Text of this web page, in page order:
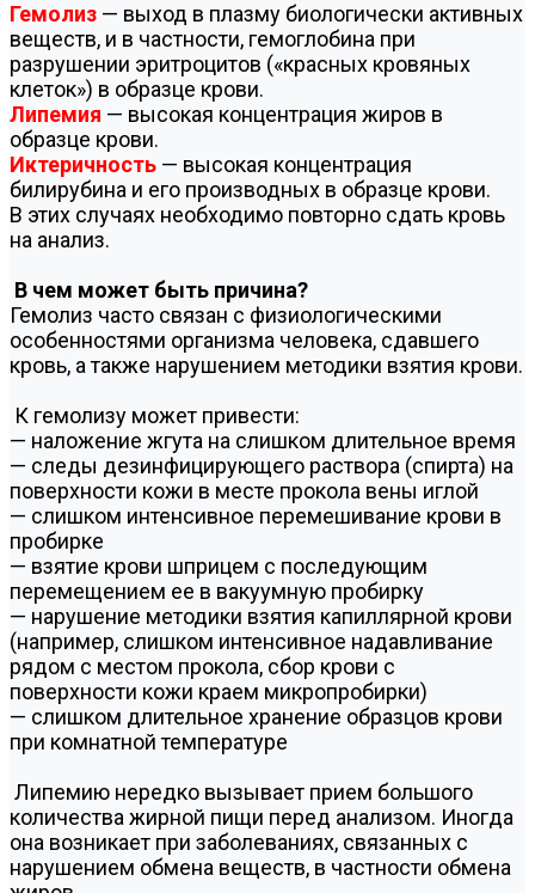
Гемолиз — выход в плазму биологически активных
веществ, и в частности, гемоглобина при
разрушении эритроцитов («красных кровяных
клеток») в образце крови.
Липемия — высокая концентрация жиров в
образце крови.
Иктеричность — высокая концентрация
билирубина и его производных в образце крови.
В этих случаях необходимо повторно сдать кровь
на анализ.
В чем может быть причина?
Гемолиз часто связан с физиологическими
особенностями организма человека, сдавшего
кровь, а также нарушением методики взятия крови.
К гемолизу может привести:
— наложение жгута на слишком длительное время
— следы дезинфицирующего раствора (спирта) на
поверхности кожи в месте прокола вены иглой
— слишком интенсивное перемешивание крови в
пробирке
— взятие крови шприцем с последующим
перемещением ее в вакуумную пробирку
— нарушение методики взятия капиллярной крови
(например, слишком интенсивное надавливание
рядом с местом прокола, сбор крови с
поверхности кожи краем микропробирки)
— слишком длительное хранение образцов крови
при комнатной температуре
Липемию нередко вызывает прием большого
количества жирной пищи перед анализом. Иногда
она возникает при заболеваниях, связанных с
нарушением обмена веществ, в частности обмена